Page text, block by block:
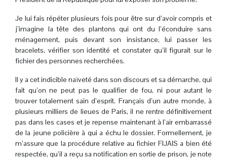
Je lui fais répéter plusieurs fois pour être sur d’avoir compris et
j’imagine la tête des plantons qui ont du l’éconduire sans
ménagement, puis devant son insistance, lui passer les
bracelets, vérifier son identité et constater qu’il figurait sur le
fichier des personnes recherchées.
Il y a cet indicible naïveté dans son discours et sa démarche, qui
fait qu’on ne peut pas le qualifier de fou, ni pour autant le
trouver totalement sain d’esprit. Français d’un autre monde, à
plusieurs milliers de lieues de Paris, il ne rentre définitivement
pas dans les cases et je repense maintenant à l’air embarrassé
de la jeune policière à qui a échu le dossier. Formellement, je
m’assure que la procédure relative au fichier FIJAIS a bien été
respectée, qu’il a reçu sa notification en sortie de prison, je note